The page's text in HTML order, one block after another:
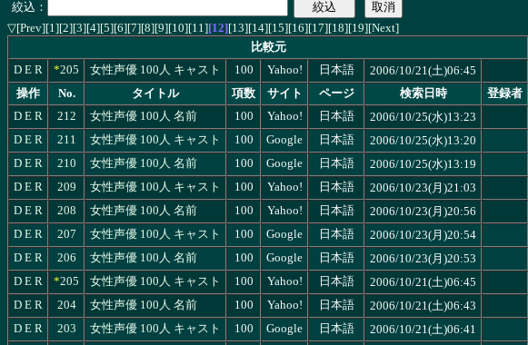
絞込：
▽[Prev][1][2][3][4][5][6][7][8][9][10][11][12][13][14][15][16][17][18][19][Next]
比較元
D E R *205 女性声優 100人 キャスト 100 Yahoo! 日本語 2006/10/21(土)06:45
操作 No. タイトル 項数 サイト ページ 検索日時
登録者
D E R 212 女性声優 100人 名前 100 Yahoo! 日本語 2006/10/25(水)13:23
D E R 211 女性声優 100人 キャスト 100 Google 日本語 2006/10/25(水)13:20
D E R 210 女性声優 100人 名前 100 Google 日本語 2006/10/25(水)13:19
D E R 209 女性声優 100人 キャスト 100 Yahoo! 日本語 2006/10/23(月)21:03
D E R 208 女性声優 100人 名前 100 Yahoo! 日本語 2006/10/23(月)20:56
D E R 207 女性声優 100人 キャスト 100 Google 日本語 2006/10/23(月)20:54
D E R 206 女性声優 100人 名前 100 Google 日本語 2006/10/23(月)20:53
D E R *205 女性声優 100人 キャスト 100 Yahoo! 日本語 2006/10/21(土)06:45
D E R 204 女性声優 100人 名前 100 Yahoo! 日本語 2006/10/21(土)06:43
D E R 203 女性声優 100人 キャスト 100 Google 日本語 2006/10/21(土)06:41